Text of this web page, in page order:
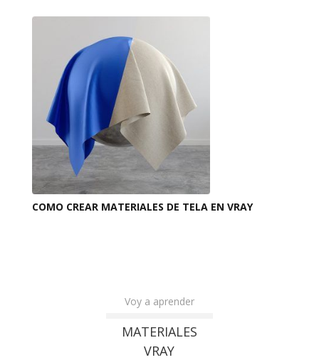
COMO CREAR MATERIALES DE TELA EN VRAY
Voy a aprender
MATERIALES
VRAY